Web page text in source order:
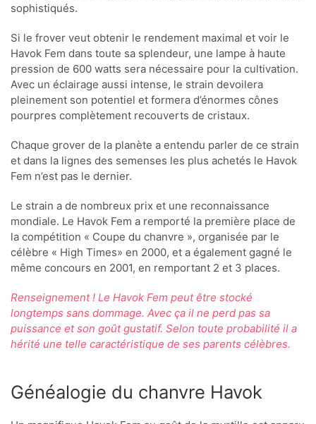
sophistiqués.
Si le frover veut obtenir le rendement maximal et voir le
Havok Fem dans toute sa splendeur, une lampe à haute
pression de 600 watts sera nécessaire pour la cultivation.
Avec un éclairage aussi intense, le strain devoilera
pleinement son potentiel et formera d’énormes cônes
pourpres complètement recouverts de cristaux.
Chaque grover de la planète a entendu parler de ce strain
et dans la lignes des semenses les plus achetés le Havok
Fem n’est pas le dernier.
Le strain a de nombreux prix et une reconnaissance
mondiale. Le Havok Fem a remporté la première place de
la compétition « Coupe du chanvre », organisée par le
célèbre « High Times» en 2000, et a également gagné le
même concours en 2001, en remportant 2 et 3 places.
Renseignement ! Le Havok Fem peut être stocké
longtemps sans dommage. Avec ça il ne perd pas sa
puissance et son goût gustatif. Selon toute probabilité il a
hérité une telle caractéristique de ses parents célèbres.
Généalogie du chanvre Havok